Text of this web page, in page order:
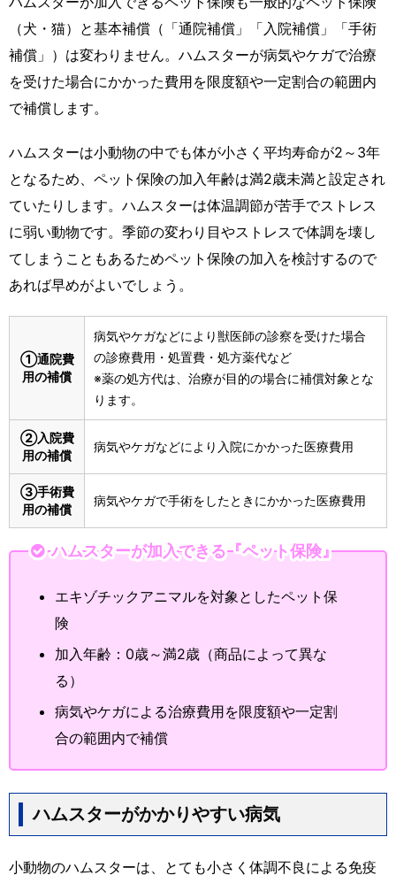
（犬・猫）と基本補償（「通院補償」「入院補償」「手術
補償」）は変わりません。ハムスターが病気やケガで治療
を受けた場合にかかった費用を限度額や一定割合の範囲内
で補償します。
ハムスターは小動物の中でも体が小さく平均寿命が2～3年
となるため、ペット保険の加入年齢は満2歳未満と設定され
ていたりします。ハムスターは体温調節が苦手でストレス
に弱い動物です。季節の変わり目やストレスで体調を壊し
てしまうこともあるためペット保険の加入を検討するので
あれば早めがよいでしょう。
①通院費
用の補償
病気やケガなどにより獣医師の診察を受けた場合
の診療費用・処置費・処方薬代など
※薬の処方代は、治療が目的の場合に補償対象とな
ります。
②入院費
用の補償
病気やケガなどにより入院にかかった医療費用
③手術費
用の補償
病気やケガで手術をしたときにかかった医療費用
ハムスターが加入できる『ペット保険』
エキゾチックアニマルを対象としたペット保
険
加入年齢：0歳～満2歳（商品によって異な
る）
病気やケガによる治療費用を限度額や一定割
合の範囲内で補償
ハムスターがかかりやすい病気
小動物のハムスターは、とても小さく体調不良による免疫